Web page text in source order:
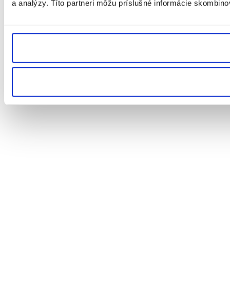
a analýzy. Títo partneri môžu príslušné informácie